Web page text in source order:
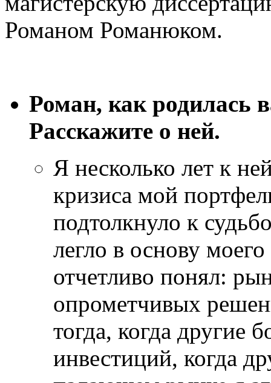
Романом Романюком.
Роман, как родилась
Расскажите о ней.
Я несколько лет к
кризиса мой
подтолкнуло к
легло в основу
отчетливо понял:
опрометчивых
тогда, когда другие
инвестиций, когда